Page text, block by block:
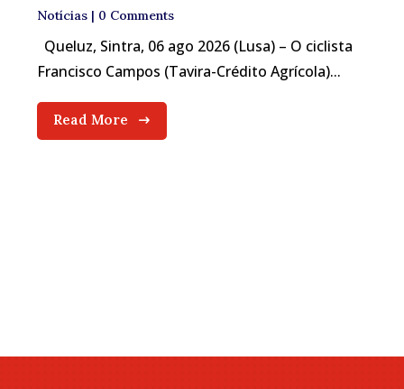
Notícias | 0 Comments
Queluz, Sintra, 06 ago 2026 (Lusa) – O ciclista
Francisco Campos (Tavira-Crédito Agrícola)...
Read More